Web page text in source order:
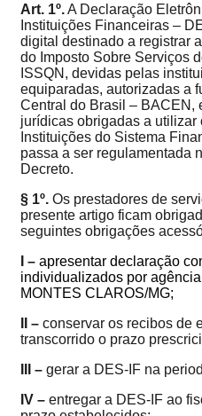
Art. 1º.A Declaração
Instituições Financeiras –
digital destinado a registrar
do Imposto Sobre Serviços
ISSQN, devidas pelas
equiparadas, autorizadas a
Central do Brasil – BACEN,
jurídicas obrigadas a
Instituições do Sistema
passa a ser regulamentada
Decreto.
§ 1º. Os prestadores de
presente artigo ficam
seguintes obrigações
I – apresentar declaração
individualizados por agência
MONTES CLAROS/MG;
II – conservar os recibos de
transcorrido o prazo
III – gerar a DES-IF na
IV – entregar a DES-IF ao